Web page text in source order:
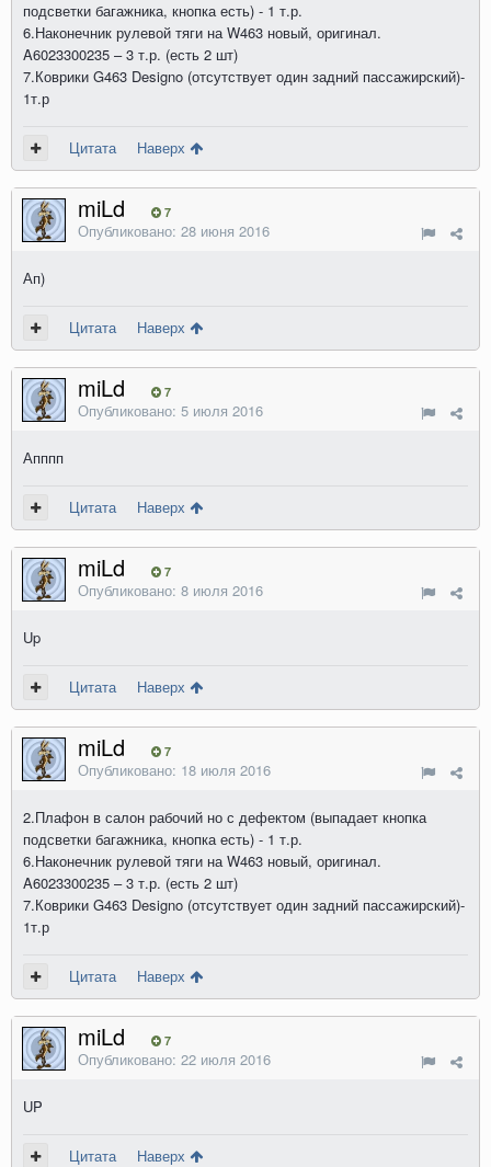
подсветки багажника, кнопка есть) - 1 т.р.
6.Наконечник рулевой тяги на W463 новый, оригинал.
A6023300235 – 3 т.р. (есть 2 шт)
7.Коврики G463 Designo (отсутствует один задний пассажирский)-
1т.р
Цитата Наверх
miLd 7
Опубликовано: 28 июня 2016
Ап)
Цитата Наверх
miLd 7
Опубликовано: 5 июля 2016
Апппп
Цитата Наверх
miLd 7
Опубликовано: 8 июля 2016
Up
Цитата Наверх
miLd 7
Опубликовано: 18 июля 2016
2.Плафон в салон рабочий но с дефектом (выпадает кнопка
подсветки багажника, кнопка есть) - 1 т.р.
6.Наконечник рулевой тяги на W463 новый, оригинал.
A6023300235 – 3 т.р. (есть 2 шт)
7.Коврики G463 Designo (отсутствует один задний пассажирский)-
1т.р
Цитата Наверх
miLd 7
Опубликовано: 22 июля 2016
UP
Цитата Наверх